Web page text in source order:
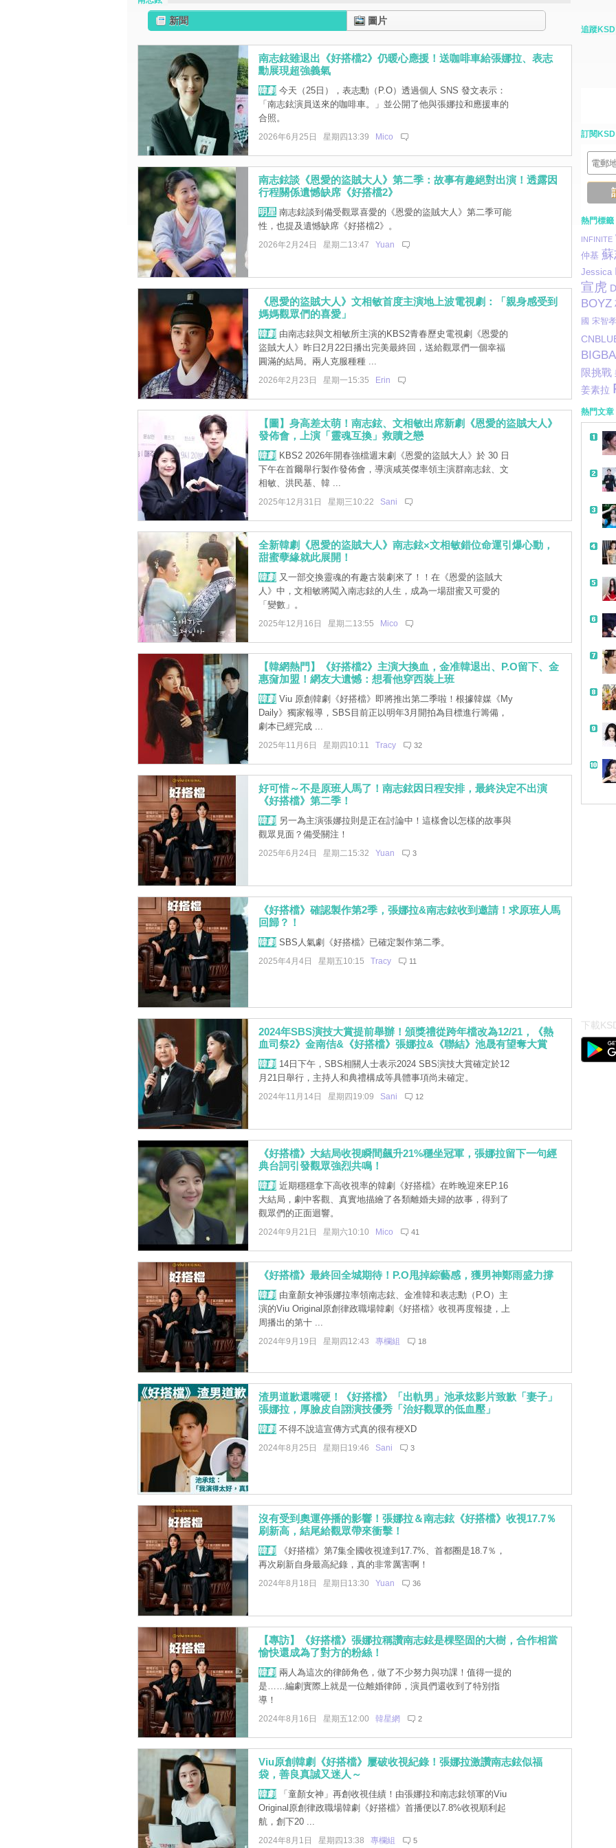
新聞 圖片
南志鉉雖退出《好搭檔2》仍暖心應援！送咖啡車給張娜拉、表志
勳展現超強義氣
韓劇 今天（25日），表志勳（P.O）透過個人 SNS 發文表示：
「南志鉉演員送來的咖啡車。」並公開了他與張娜拉和應援車的
合照。
2026年6月25日 星期四13:39 Mico
南志鉉談《恩愛的盜賊大人》第二季：故事有趣絕對出演！透露因
行程關係遺憾缺席《好搭檔2》
明星南志鉉談到備受觀眾喜愛的《恩愛的盜賊大人》第二季可能
性，也提及遺憾缺席《好搭檔2》。
2026年2月24日 星期二13:47 Yuan
《恩愛的盜賊大人》文相敏首度主演地上波電視劇：「親身感受到
媽媽觀眾們的喜愛」
韓劇 由南志鉉與文相敏所主演的KBS2青春歷史電視劇《恩愛的
盜賊大人》昨日2月22日播出完美最終回，送給觀眾們一個幸福
圓滿的結局。兩人克服種種 ...
2026年2月23日 星期一15:35 Erin
【圖】身高差太萌！南志鉉、文相敏出席新劇《恩愛的盜賊大人》
發佈會，上演「靈魂互換」救贖之戀
韓劇 KBS2 2026年開春強檔週末劇《恩愛的盜賊大人》於 30 日
下午在首爾舉行製作發佈會，導演咸英傑率領主演群南志鉉、文
相敏、洪民基、韓 ...
2025年12月31日 星期三10:22 Sani
全新韓劇《恩愛的盜賊大人》南志鉉×文相敏錯位命運引爆心動，
甜蜜孽緣就此展開！
韓劇 又一部交換靈魂的有趣古裝劇來了！！在《恩愛的盜賊大
人》中，文相敏將闖入南志鉉的人生，成為一場甜蜜又可愛的
「變數」。
2025年12月16日 星期二13:55 Mico
【韓網熱門】《好搭檔2》主演大換血，金准韓退出、P.O留下、金
惠奫加盟！網友大遺憾：想看他穿西裝上班
韓劇 Viu 原創韓劇《好搭檔》即將推出第二季啦！根據韓媒《My
Daily》獨家報導，SBS目前正以明年3月開拍為目標進行籌備，
劇本已經完成 ...
2025年11月6日 星期四10:11 Tracy 32
好可惜～不是原班人馬了！南志鉉因日程安排，最終決定不出演
《好搭檔》第二季！
韓劇 另一為主演張娜拉則是正在討論中！這樣會以怎樣的故事與
觀眾見面？備受關注！
2025年6月24日 星期二15:32 Yuan 3
《好搭檔》確認製作第2季，張娜拉&南志鉉收到邀請！求原班人馬
回歸？！
韓劇 SBS人氣劇《好搭檔》已確定製作第二季。
2025年4月4日 星期五10:15 Tracy 11
2024年SBS演技大賞提前舉辦！頒獎禮從跨年檔改為12/21，《熱
血司祭2》金南佶&《好搭檔》張娜拉&《聯結》池晟有望奪大賞
韓劇 14日下午，SBS相關人士表示2024 SBS演技大賞確定於12
月21日舉行，主持人和典禮構成等具體事項尚未確定。
2024年11月14日 星期四19:09 Sani 12
《好搭檔》大結局收視瞬間飆升21%穩坐冠軍，張娜拉留下一句經
典台詞引發觀眾強烈共鳴！
韓劇 近期穩穩拿下高收視率的韓劇《好搭檔》在昨晚迎來EP.16
大結局，劇中客觀、真實地描繪了各類離婚夫婦的故事，得到了
觀眾們的正面迴響。
2024年9月21日 星期六10:10 Mico 41
《好搭檔》最終回全城期待！P.O甩掉綜藝感，獲男神鄭雨盛力撐
韓劇 由童顏女神張娜拉率領南志鉉、金准韓和表志勳（P.O）主
演的Viu Original原創律政職場韓劇《好搭檔》收視再度報捷，上
周播出的第十 ...
2024年9月19日 星期四12:43 專欄組 18
渣男道歉還嘴硬！《好搭檔》「出軌男」池承炫影片致歉「妻子」
張娜拉，厚臉皮自詡演技優秀「治好觀眾的低血壓」
韓劇 不得不說這宣傳方式真的很有梗XD
2024年8月25日 星期日19:46 Sani 3
沒有受到奧運停播的影響！張娜拉＆南志鉉《好搭檔》收視17.7％
刷新高，結尾給觀眾帶來衝擊！
韓劇 《好搭檔》第7集全國收視達到17.7%、首都圈是18.7％，
再次刷新自身最高紀錄，真的非常厲害啊！
2024年8月18日 星期日13:30 Yuan 36
【專訪】《好搭檔》張娜拉稱讚南志鉉是棵堅固的大樹，合作相當
愉快還成為了對方的粉絲！
韓劇 兩人為這次的律師角色，做了不少努力與功課！值得一提的
是……編劇實際上就是一位離婚律師，演員們還收到了特別指
導！
2024年8月16日 星期五12:00 韓星網 2
Viu原創韓劇《好搭檔》屢破收視紀錄！張娜拉激讚南志鉉似福
袋，善良真誠又迷人～
韓劇 「童顏女神」再創收視佳績！由張娜拉和南志鉉領軍的Viu
Original原創律政職場韓劇《好搭檔》首播便以7.8%收視順利起
航，創下20 ...
2024年8月1日 星期四13:38 專欄組 5
追蹤KSD
訂閱KSD
熱門標籤
INFINITE
仲基
Jessica
宣虎
BOYZ
國 宋智孝
限挑戰
姜素拉
熱門文章
帶
下載